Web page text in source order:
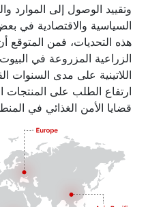
وتقييد الوصول إلى الموارد
السياسية والاقتصادية في
هذه التحديات، فمن المتوقع
الزراعية المزروعة في
اللاتينية على مدى السنوات
ارتفاع الطلب على المنتجات
قضايا الأمن الغذائي في